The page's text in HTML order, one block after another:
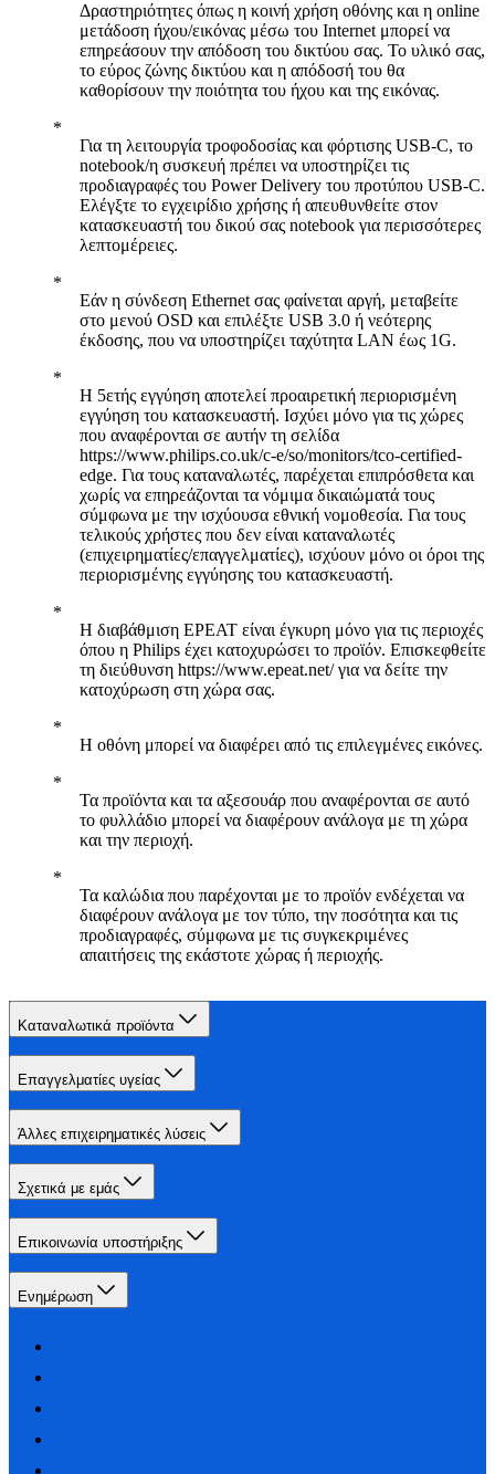
Δραστηριότητες όπως η κοινή χρήση οθόνης και η online
μετάδοση ήχου/εικόνας μέσω του Internet μπορεί να
επηρεάσουν την απόδοση του δικτύου σας. Το υλικό σας,
το εύρος ζώνης δικτύου και η απόδοσή του θα
καθορίσουν την ποιότητα του ήχου και της εικόνας.
Για τη λειτουργία τροφοδοσίας και φόρτισης USB-C, το
notebook/η συσκευή πρέπει να υποστηρίζει τις
προδιαγραφές του Power Delivery του προτύπου USB-C.
Ελέγξτε το εγχειρίδιο χρήσης ή απευθυνθείτε στον
κατασκευαστή του δικού σας notebook για περισσότερες
λεπτομέρειες.
Εάν η σύνδεση Ethernet σας φαίνεται αργή, μεταβείτε
στο μενού OSD και επιλέξτε USB 3.0 ή νεότερης
έκδοσης, που να υποστηρίζει ταχύτητα LAN έως 1G.
Η 5ετής εγγύηση αποτελεί προαιρετική περιορισμένη
εγγύηση του κατασκευαστή. Ισχύει μόνο για τις χώρες
που αναφέρονται σε αυτήν τη σελίδα
https://www.philips.co.uk/c-e/so/monitors/tco-certified-
edge. Για τους καταναλωτές, παρέχεται επιπρόσθετα και
χωρίς να επηρεάζονται τα νόμιμα δικαιώματά τους
σύμφωνα με την ισχύουσα εθνική νομοθεσία. Για τους
τελικούς χρήστες που δεν είναι καταναλωτές
(επιχειρηματίες/επαγγελματίες), ισχύουν μόνο οι όροι της
περιορισμένης εγγύησης του κατασκευαστή.
Η διαβάθμιση EPEAT είναι έγκυρη μόνο για τις περιοχές
όπου η Philips έχει κατοχυρώσει το προϊόν. Επισκεφθείτε
τη διεύθυνση https://www.epeat.net/ για να δείτε την
κατοχύρωση στη χώρα σας.
Η οθόνη μπορεί να διαφέρει από τις επιλεγμένες εικόνες.
Τα προϊόντα και τα αξεσουάρ που αναφέρονται σε αυτό
το φυλλάδιο μπορεί να διαφέρουν ανάλογα με τη χώρα
και την περιοχή.
Τα καλώδια που παρέχονται με το προϊόν ενδέχεται να
διαφέρουν ανάλογα με τον τύπο, την ποσότητα και τις
προδιαγραφές, σύμφωνα με τις συγκεκριμένες
απαιτήσεις της εκάστοτε χώρας ή περιοχής.
Καταναλωτικά προϊόντα
Επαγγελματίες υγείας
Άλλες επιχειρηματικές λύσεις
Σχετικά με εμάς
Επικοινωνία υποστήριξης
Ενημέρωση